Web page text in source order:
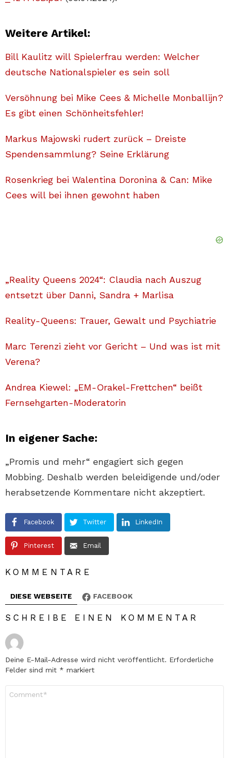
Weitere Artikel:
Bill Kaulitz will Spielerfrau werden: Welcher
deutsche Nationalspieler es sein soll
Versöhnung bei Mike Cees & Michelle Monballijn?
Es gibt einen Schönheitsfehler!
Markus Majowski rudert zurück – Dreiste
Spendensammlung? Seine Erklärung
Rosenkrieg bei Walentina Doronina & Can: Mike
Cees will bei ihnen gewohnt haben
„Reality Queens 2024“: Claudia nach Auszug
entsetzt über Danni, Sandra + Marlisa
Reality-Queens: Trauer, Gewalt und Psychiatrie
Marc Terenzi zieht vor Gericht – Und was ist mit
Verena?
Andrea Kiewel: „EM-Orakel-Frettchen“ beißt
Fernsehgarten-Moderatorin
In eigener Sache:
„Promis und mehr“ engagiert sich gegen
Mobbing. Deshalb werden beleidigende und/oder
herabsetzende Kommentare nicht akzeptiert.
Facebook Twitter LinkedIn
Pinterest Email
KOMMENTARE
DIESE WEBSEITE FACEBOOK
SCHREIBE EINEN KOMMENTAR
Deine E-Mail-Adresse wird nicht veröffentlicht. Erforderliche
Felder sind mit * markiert